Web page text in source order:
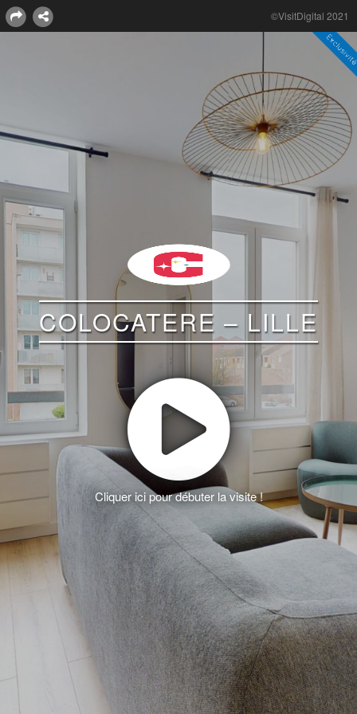
©VisitDigital 2021
COLOCATERE – LILLE
Cliquer ici pour débuter la visite !